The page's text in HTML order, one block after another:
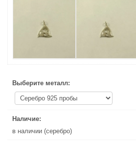
Выберите металл:
Наличие:
в наличии (серебро)